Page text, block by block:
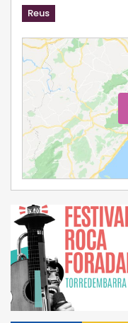
Reus